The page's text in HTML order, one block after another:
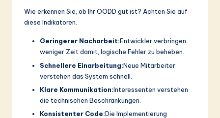
Wie erkennen Sie, ob Ihr OODD gut ist? Achten Sie auf
diese Indikatoren.
Geringerer Nacharbeit:Entwickler verbringen
weniger Zeit damit, logische Fehler zu beheben.
Schnellere Einarbeitung:Neue Mitarbeiter
verstehen das System schnell.
Klare Kommunikation:Interessenten verstehen
die technischen Beschränkungen.
Konsistenter Code:Die Implementierung